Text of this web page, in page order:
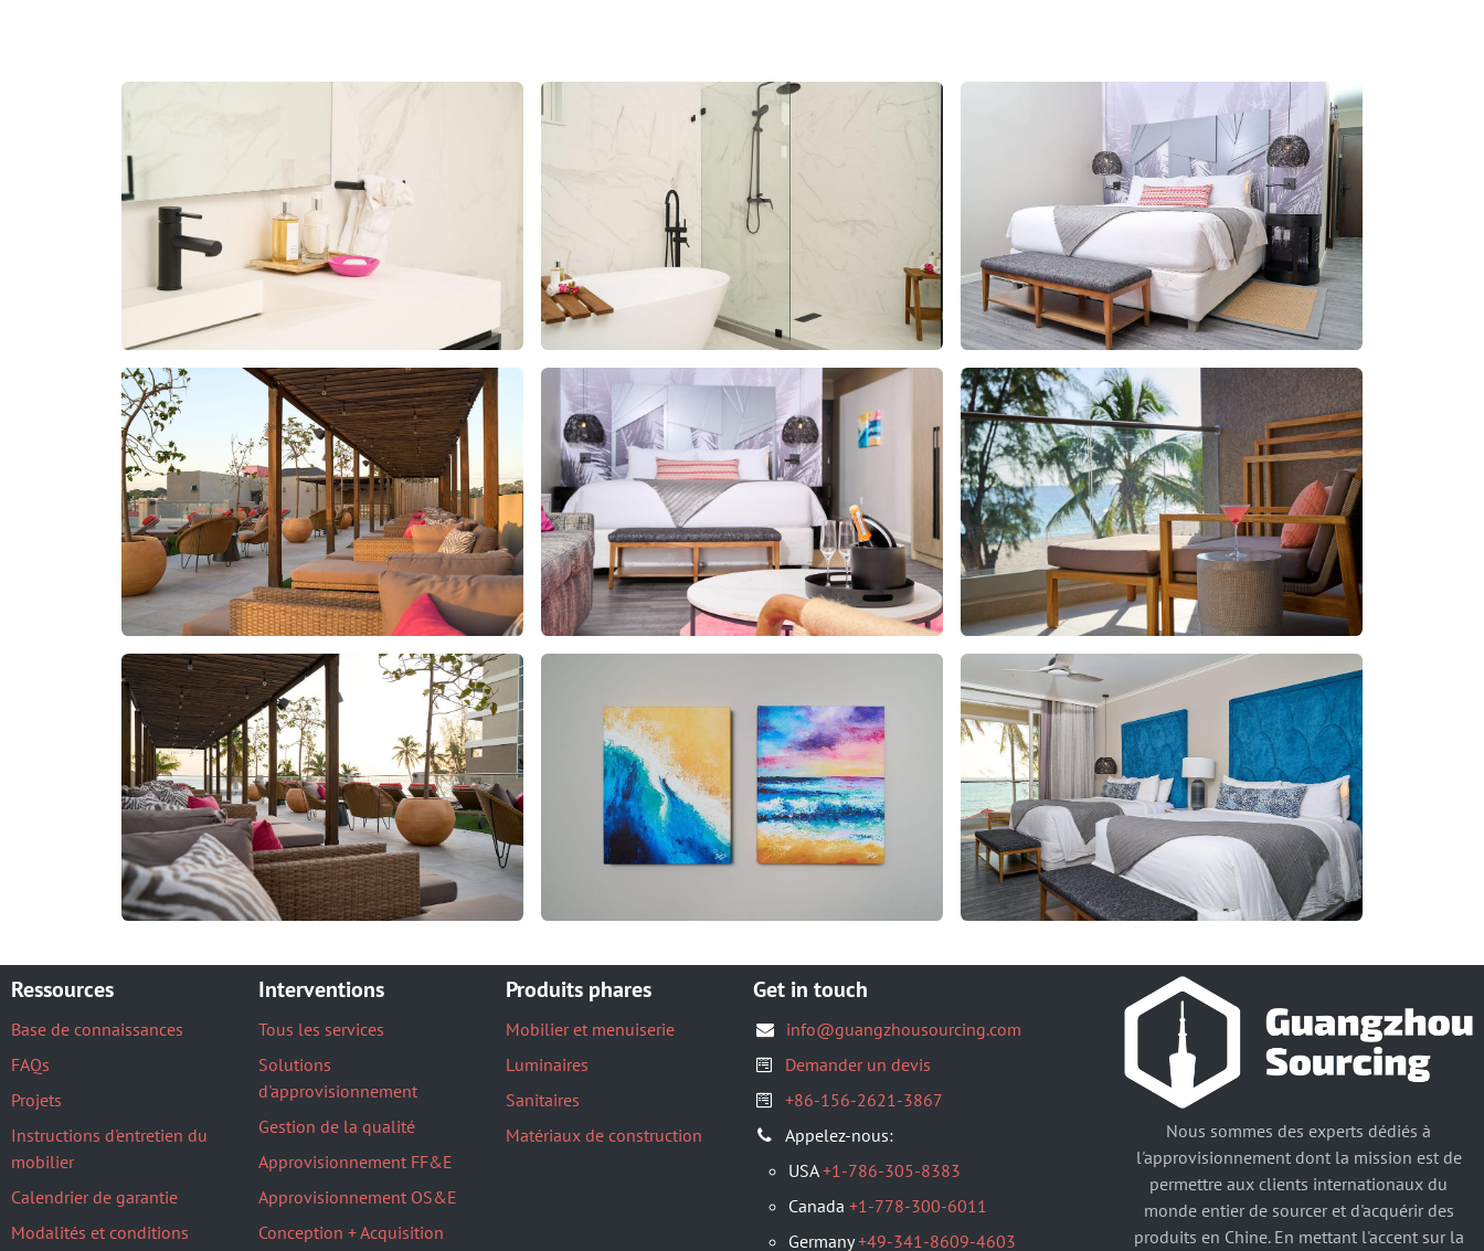
Ressources
Base de connaissances
FAQs
Projets
Instructions d'entretien du
mobilier
Calendrier de garantie
Modalités et conditions
Interventions
Tous les services
Solutions
d'approvisionnement
Gestion de la qualité
Approvisionnement FF&E
Approvisionnement OS&E
Conception + Acquisition
Produits phares
Mobilier et menuiserie
Luminaires
Sanitaires
Matériaux de construction
Get in touch
info@guangzhousourcing.com
Demander un devis
+86-156-2621-3867
Appelez-nous:
USA+1-786-305-8383
Canada +1-778-300-6011
Germany+49-341-8609-4603
Nous sommes des experts dédiés à
l'approvisionnement dont la mission est de
permettre aux clients internationaux du
monde entier de sourcer et d'acquérir des
produits en Chine. En mettant l'accent sur la